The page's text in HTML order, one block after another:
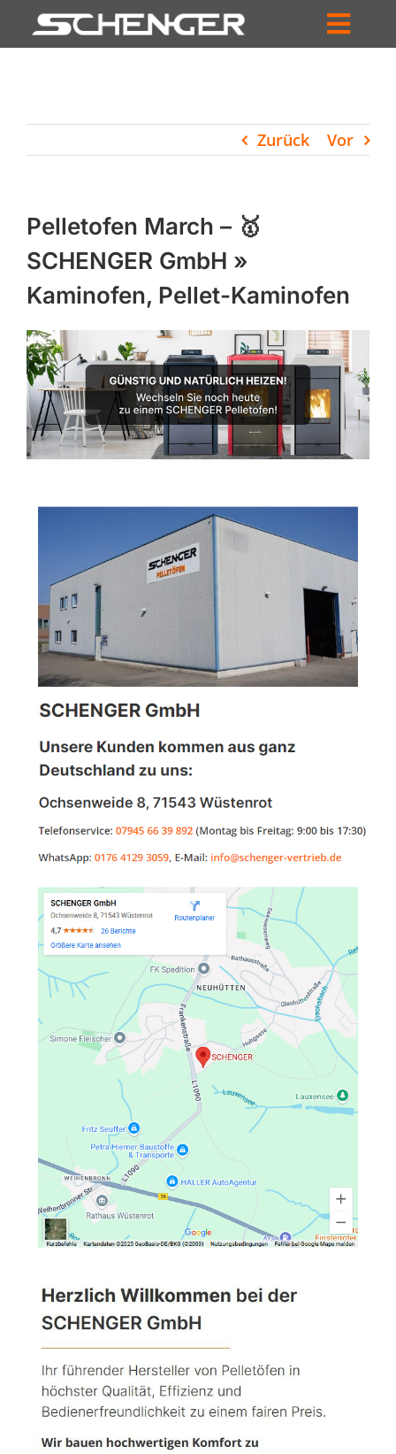
Inhalt
HÄNDLERSUCHE
UNTERNEHMEN
PROFIL
WARENKORB
PRODUCTS
SEARCH
Zurück Vor
Pelletofen March – 🥇
SCHENGER GmbH »
Kaminofen, Pellet-Kaminofen